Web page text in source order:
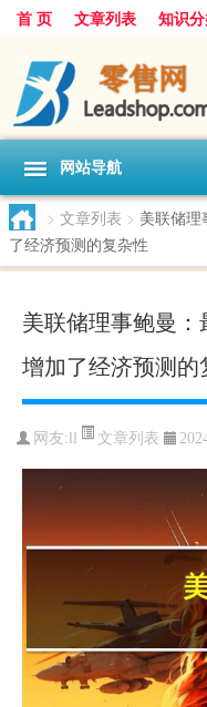
首 页 文章列表 知识
网站导航
> 文章列表 > 美联储
了经济预测的复杂性
美联储理事鲍曼
增加了经济预测的
网友:ll 文章列表